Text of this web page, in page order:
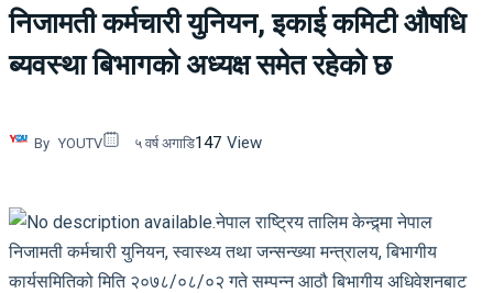
निजामती कर्मचारी युनियन, इकाई कमिटी औषधि
ब्यवस्था बिभागको अध्यक्ष समेत रहेको छ
By YOUTV ५ वर्ष अगाडि147 View
नेपाल राष्ट्रिय तालिम केन्द्र्मा नेपाल
निजामती कर्मचारी युनियन, स्वास्थ्य तथा जन्सन्ख्या मन्त्रालय, बिभागीय
कार्यसमितिको मिति २०७८/०८/०२ गते सम्पन्न आठौ बिभागीय अधिवेशनबाट